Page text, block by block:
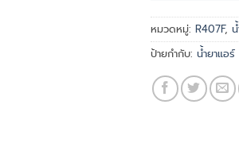
หมวดหมู่: R407F,
ป้ายกำกับ: น้ำยาแอ